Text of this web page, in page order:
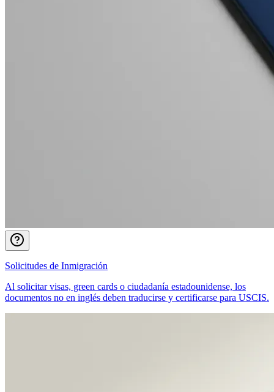
Solicitudes de Inmigración
Al solicitar visas, green cards o ciudadanía estadounidense, los
documentos no en inglés deben traducirse y certificarse para USCIS.